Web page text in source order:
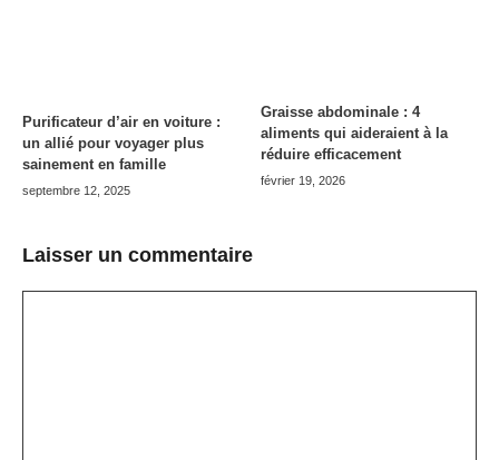
Purificateur d’air en voiture :
un allié pour voyager plus
sainement en famille
septembre 12, 2025
Graisse abdominale : 4
aliments qui aideraient à la
réduire efficacement
février 19, 2026
Laisser un commentaire